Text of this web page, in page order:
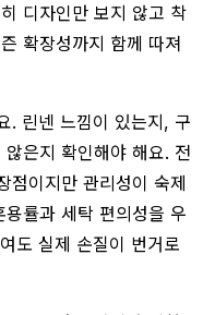
디자인만 보지 않고 착
확장성까지 함께 따져
. 린넨 느낌이 있는지, 구
은지 확인해야 해요. 전
점이지만 관리성이 숙제
률과 세탁 편의성을 우
도 실제 손질이 번거로